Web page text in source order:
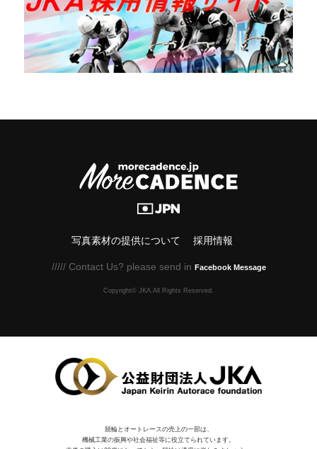
写真素材の提供について 採用情報
///// Contact Us? please send in Facebook Message
Copyright© JKA.All Rights Reserved.
競輪とオートレースの売上の一部は、
機械⼯業の振興や社会福祉等に役⽴てられています。